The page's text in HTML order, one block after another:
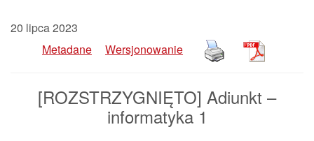
20 lipca 2023
Metadane
Wersjonowanie
[ROZSTRZYGNIĘTO] Adiunkt –
informatyka 1